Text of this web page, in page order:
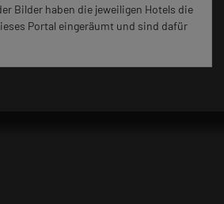
Bilder haben die jeweiligen Hotels die
Portal eingeräumt und sind dafür